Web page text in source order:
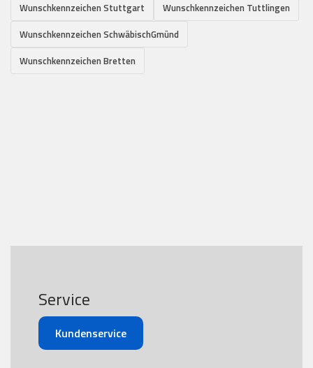
Wunschkennzeichen Stuttgart
Wunschkennzeichen Tuttlingen
Wunschkennzeichen SchwäbischGmünd
Wunschkennzeichen Bretten
Service
Kundenservice